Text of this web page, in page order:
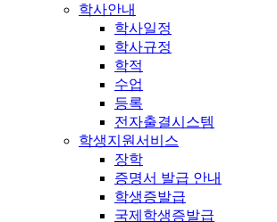
학사안내
학사일정
학사규정
학적
수업
등록
전자출결시스템
학생지원서비스
장학
증명서 발급 안내
학생증발급
국제학생증발급